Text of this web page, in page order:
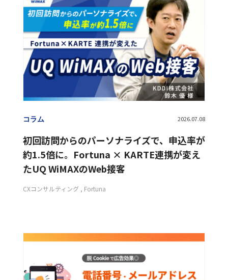
ITP
LAP M&A Momentum
OEM
S4Ads ScaleOut
ScaleOut DSP
SMS配信
SSP
Supership Search Solution（S4）
Supership Touch Gift
UltraImpression
VR
アドフラウド
アドベリフィケーション
エンジニア
キャリア
コーポレート
ダイレクトマーケティング
データクリーンルーム
テクノロジー
デジタルマーケティング
パーセプションフロー・モデル
ブランドセーフティ
プログラミング教育
検索ソリューション
Category カテゴリー
コラム
セミナーレポート
テクノロジー
プロダクト
コラム 2026.07.08
初回訪問からのパーソナライズで、申込率が
約1.5倍に。Fortuna × KARTE連携が変え
たUQ WiMAXのWeb接客
CXコンサルティング Fortuna